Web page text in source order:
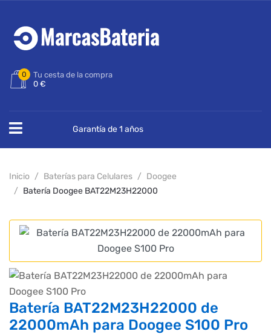
0
Tu cesta de la compra
0 €
Garantía de 1 años
Inicio Baterías para Celulares
Doogee
Batería Doogee BAT22M23H22000
Batería BAT22M23H22000 de
22000mAh para Doogee S100 Pro